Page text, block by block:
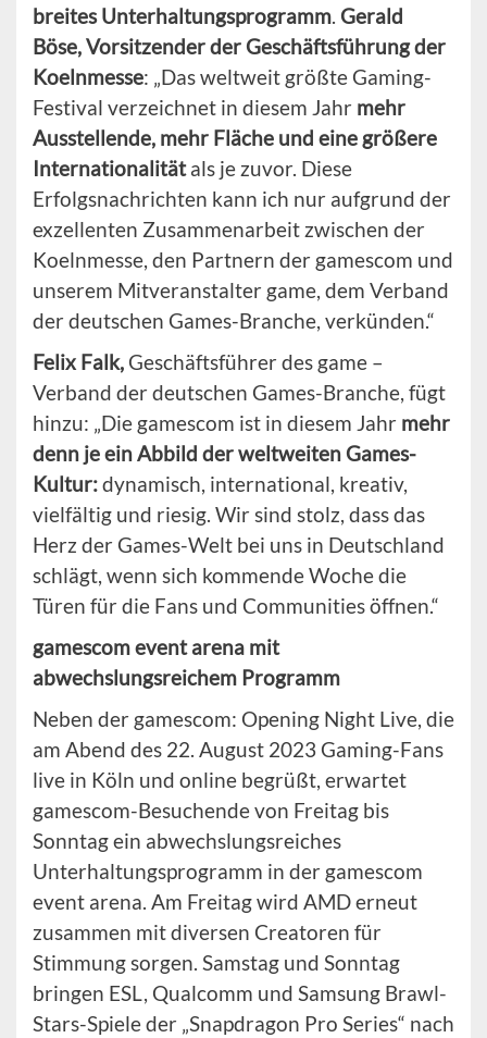
breites Unterhaltungsprogramm. Gerald
Böse, Vorsitzender der Geschäftsführung der
Koelnmesse: „Das weltweit größte Gaming-
Festival verzeichnet in diesem Jahr mehr
Ausstellende, mehr Fläche und eine größere
Internationalitätals je zuvor. Diese
Erfolgsnachrichten kann ich nur aufgrund der
exzellenten Zusammenarbeit zwischen der
Koelnmesse, den Partnern der gamescom und
unserem Mitveranstalter game, dem Verband
der deutschen Games-Branche, verkünden.“
Felix Falk, Geschäftsführer des game –
Verband der deutschen Games-Branche, fügt
hinzu: „Die gamescom ist in diesem Jahr mehr
denn je ein Abbild der weltweiten Games-
Kultur:dynamisch, international, kreativ,
vielfältig und riesig. Wir sind stolz, dass das
Herz der Games-Welt bei uns in Deutschland
schlägt, wenn sich kommende Woche die
Türen für die Fans und Communities öffnen.“
gamescom event arena mit
abwechslungsreichem Programm
Neben der gamescom: Opening Night Live, die
am Abend des 22. August 2023 Gaming-Fans
live in Köln und online begrüßt, erwartet
gamescom-Besuchende von Freitag bis
Sonntag ein abwechslungsreiches
Unterhaltungsprogramm in der gamescom
event arena. Am Freitag wird AMD erneut
zusammen mit diversen Creatoren für
Stimmung sorgen. Samstag und Sonntag
bringen ESL, Qualcomm und Samsung Brawl-
Stars-Spiele der „Snapdragon Pro Series“ nach